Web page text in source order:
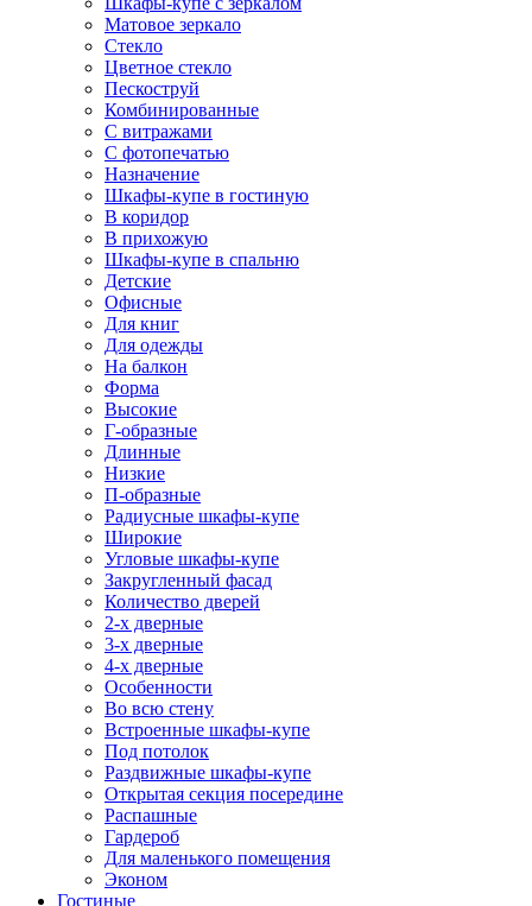
Матовое зеркало
Стекло
Цветное стекло
Пескоструй
Комбинированные
С витражами
С фотопечатью
Назначение
Шкафы-купе в гостиную
В коридор
В прихожую
Шкафы-купе в спальню
Детские
Офисные
Для книг
Для одежды
На балкон
Форма
Высокие
Г-образные
Длинные
Низкие
П-образные
Радиусные шкафы-купе
Широкие
Угловые шкафы-купе
Закругленный фасад
Количество дверей
2-х дверные
3-х дверные
4-х дверные
Особенности
Во всю стену
Встроенные шкафы-купе
Под потолок
Раздвижные шкафы-купе
Открытая секция посередине
Распашные
Гардероб
Для маленького помещения
Эконом
Гостиные